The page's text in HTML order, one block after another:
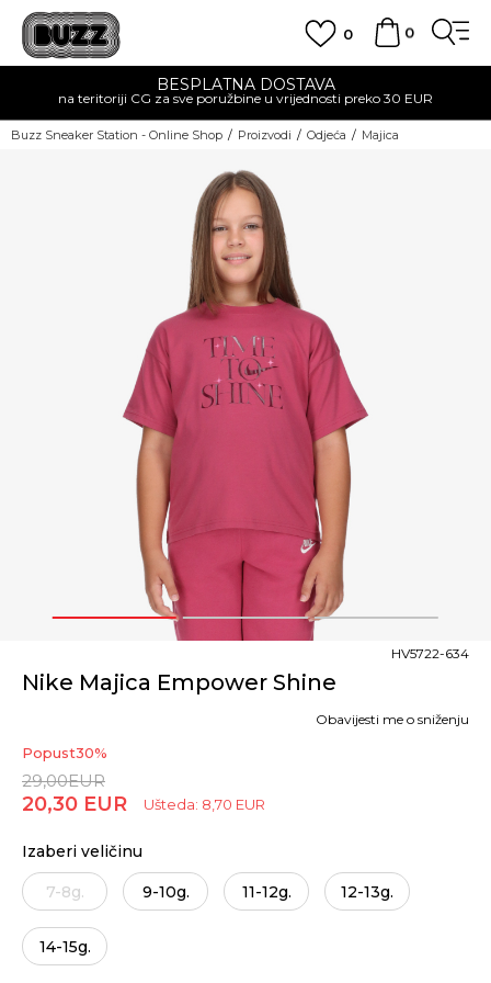
0
0
BESPLATNA DOSTAVA
na teritoriji CG za sve poružbine u vrijednosti preko 30 EUR
Buzz Sneaker Station - Online Shop Proizvodi Odjeća Majica
1 2 3
Nike Majica Empower Shine
HV5722-634
Popust30%
29,00EUR
20,30 EUR Ušteda: 8,70 EUR
Obavijesti me o sniženju
Izaberi veličinu
7-8g. 9-10g. 11-12g. 12-13g.
14-15g.